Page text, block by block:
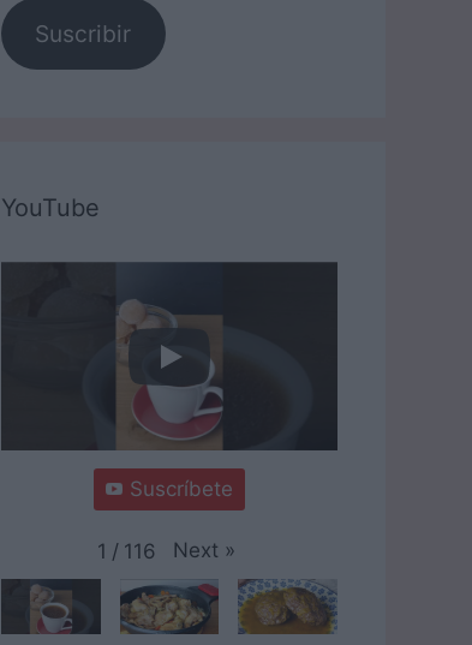
electrónico
Suscribir
YouTube
Suscríbete
1 / 116 Next »